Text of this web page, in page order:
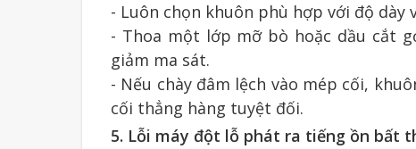
- Luôn chọn khuôn phù hợp với độ dày
- Thoa một lớp mỡ bò hoặc dầu cắt
giảm ma sát.
- Nếu chày đâm lệch vào mép cối,
cối thẳng hàng tuyệt đối.
5. Lỗi máy đột lỗ phát ra tiếng ồn bất